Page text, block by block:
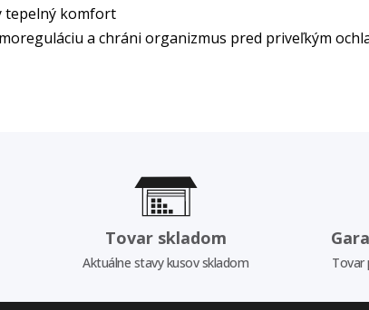
tepelný komfort
a chráni organizmus pred priveľkým
Tovar skladom
Aktuálne stavy kusov skladom Tovar